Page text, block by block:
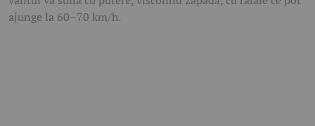
ajunge la 60–70 km/h.